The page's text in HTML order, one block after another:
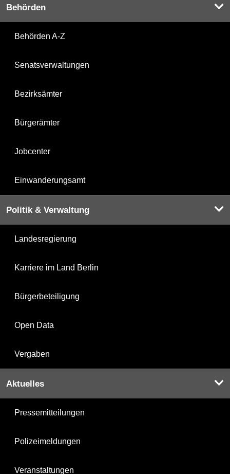
Behörden
Behörden A-Z
Senatsverwaltungen
Bezirksämter
Bürgerämter
Jobcenter
Einwanderungsamt
Politik & Verwaltung
Landesregierung
Karriere im Land Berlin
Bürgerbeteiligung
Open Data
Vergaben
Aktuelles
Pressemitteilungen
Polizeimeldungen
Veranstaltungen